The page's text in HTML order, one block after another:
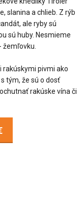
slanina a chlieb. Z rýb
ale ryby sú
sú huby. Nesmieme
pivmi ako
tým, že sú o dosť
rakúske vína či